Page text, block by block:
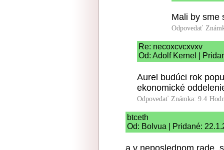
Mali by sme
Odpovedať
Re: necoxcvcxvxv
Od: Adolf Kernel |
Aurel budúci rok
ekonomické
Odpovedať Známka: 9.4
btceth
Od: Bolvua | Pridané:
a v neposlednom rade,